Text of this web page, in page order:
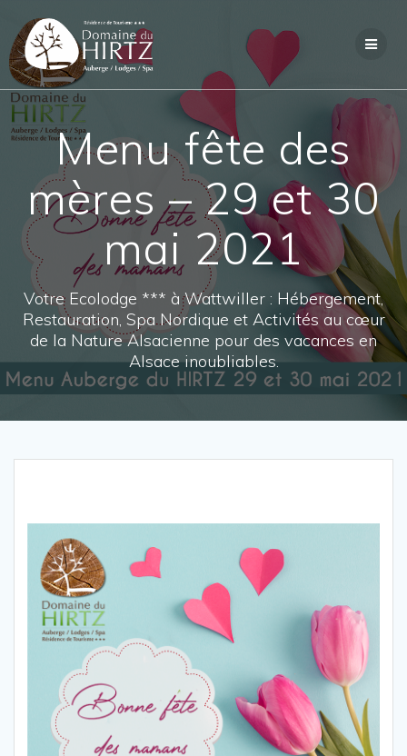
content
Menu fête des
mères – 29 et 30
mai 2021
Votre Ecolodge *** à Wattwiller : Hébergement,
Restauration, Spa Nordique et Activités au cœur
de la Nature Alsacienne pour des vacances en
Alsace inoubliables.